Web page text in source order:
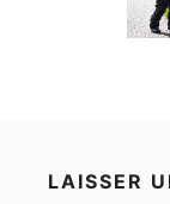
LAISSER